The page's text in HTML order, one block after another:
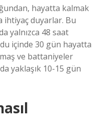
hayatta kalmak
ihtiyaç duyarlar. Bu
yalnızca 48 saat
içinde 30 gün hayatta
ve battaniyeler
yaklaşık 10-15 gün